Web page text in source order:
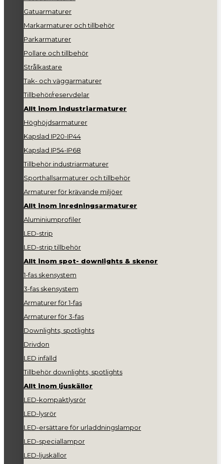
Gatuarmaturer
Markarmaturer och tillbehör
Parkarmaturer
Pollare och tillbehör
Strålkastare
Tak- och väggarmaturer
Tillbehör/reservdelar
Allt inom industriarmaturer
Höghöjdsarmaturer
Kapslad IP20-IP44
Kapslad IP54-IP68
Tillbehör industriarmaturer
Sporthallsarmaturer och tillbehör
Armaturer för krävande miljöer
Allt inom inredningsarmaturer
Aluminiumprofiler
LED-strip
LED-strip tillbehör
Allt inom spot- downlights & skenor
1-fas skensystem
3-fas skensystem
Armaturer för 1-fas
Armaturer för 3-fas
Downlights, spotlights
Drivdon
LED infälld
Tillbehör downlights, spotlights
Allt inom ljuskällor
LED-kompaktlysrör
LED-lysrör
LED-ersättare för urladdningslampor
LED-speciallampor
LED-ljuskällor